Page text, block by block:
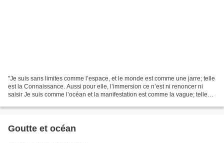
"Je suis sans limites comme l’espace, et le monde est comme une jarre; telle
est la Connaissance. Aussi pour elle, l’immersion ce n’est ni renoncer ni
saisir Je suis comme l’océan et la manifestation est comme la vague; telle
Goutte et océan